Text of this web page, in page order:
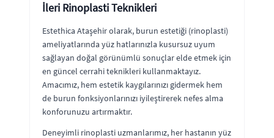
İleri Rinoplasti Teknikleri
Estethica Ataşehir olarak, burun estetiği (rinoplasti)
ameliyatlarında yüz hatlarınızla kusursuz uyum
sağlayan doğal görünümlü sonuçlar elde etmek için
en güncel cerrahi teknikleri kullanmaktayız.
Amacımız, hem estetik kaygılarınızı gidermek hem
de burun fonksiyonlarınızı iyileştirerek nefes alma
konforunuzu artırmaktır.
Deneyimli rinoplasti uzmanlarımız, her hastanın yüz